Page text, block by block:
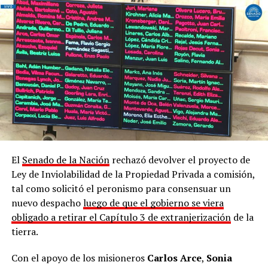
Marcha contra la Ley de Tierras en Posadas
Durante la lectura de un documento colectivo, los
presentes hicieron referencia a los datos del
país reúne un total de 13 millones de hectáreas en
El Senado de la Naciónrechazó devolver el proyecto de
Ley de Inviolabilidad de la Propiedad Privada a comisión,
tal como solicitó el peronismo para consensuar un
nuevo despacholuego de que el gobierno se viera
obligado a retirar el Capítulo 3 de extranjerizaciónde la
tierra.
Con el apoyo de los misioneros Carlos Arce, Sonia